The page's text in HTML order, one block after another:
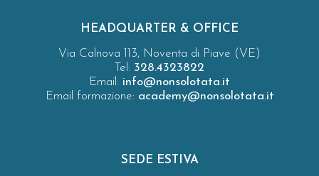
HEADQUARTER & OFFICE
Via Calnova 113, Noventa di Piave (VE)
Tel: 328.4323822
Email: info@nonsolotata.it
Email formazione: academy@nonsolotata.it
SEDE ESTIVA